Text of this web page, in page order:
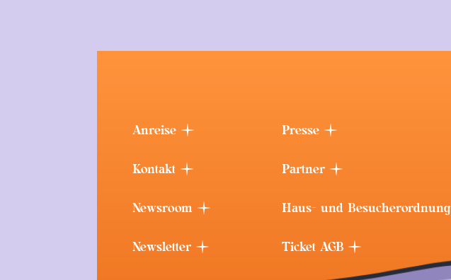
Anreise
Kontakt
Newsroom
Newsletter
Presse
Partner
Haus- und Besucherordnung
Ticket AGB